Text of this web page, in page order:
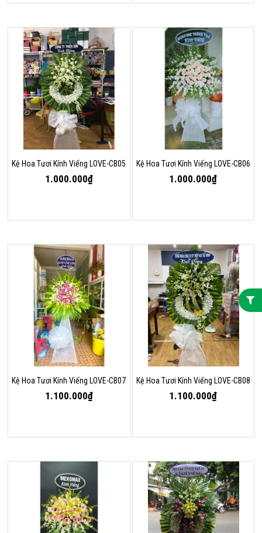
Kệ Hoa Tươi Kính Viếng LOVE-CB05
1.000.000₫
Kệ Hoa Tươi Kính Viếng LOVE-CB06
1.000.000₫
Kệ Hoa Tươi Kính Viếng LOVE-CB07
1.100.000₫
Kệ Hoa Tươi Kính Viếng LOVE-CB08
1.100.000₫